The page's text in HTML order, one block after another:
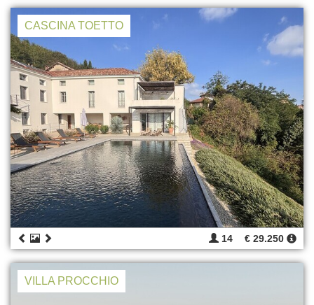
CASCINA TOETTO
14 € 29.250
VILLA PROCCHIO